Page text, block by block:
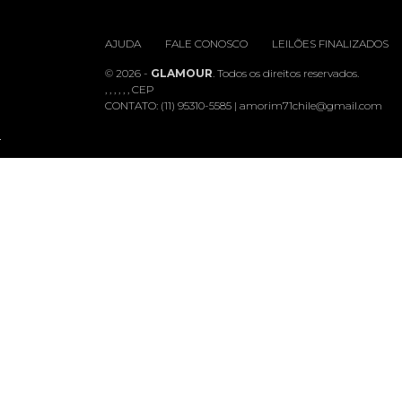
AJUDA FALE CONOSCO LEILÕES FINALIZADOS
© 2026 - GLAMOUR. Todos os direitos reservados.
, , , , , , CEP
CONTATO: (11) 95310-5585 | amorim71chile@gmail.com